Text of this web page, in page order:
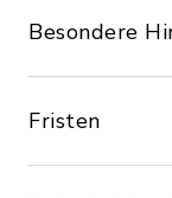
Besondere
Fristen